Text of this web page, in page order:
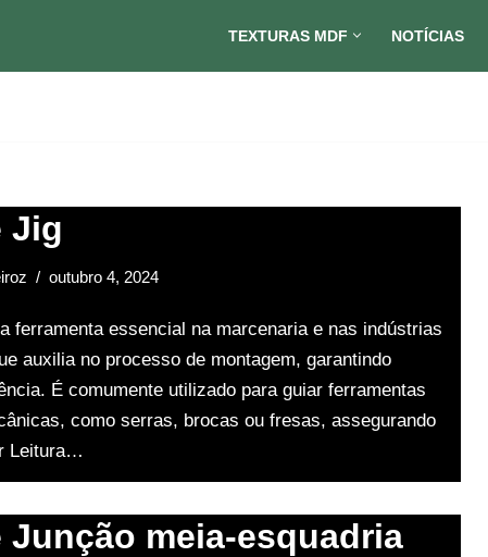
TEXTURAS MDF NOTÍCIAS
Jig
outubro 4, 2024
ferramenta essencial na marcenaria e nas indústrias
auxilia no processo de montagem, garantindo
É comumente utilizado para guiar ferramentas
como serras, brocas ou fresas, assegurando
Leitura…
Junção meia-esquadria